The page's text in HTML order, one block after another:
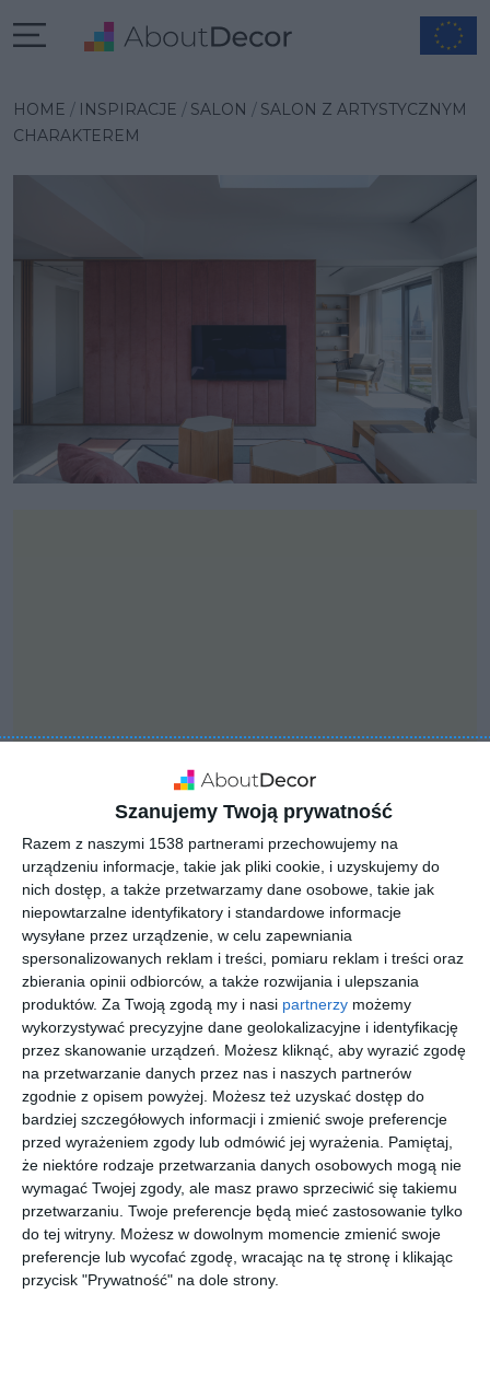
Szanujemy Twoją prywatność
Razem z naszymi 1538 partnerami przechowujemy na
urządzeniu informacje, takie jak pliki cookie, i uzyskujemy do
nich dostęp, a także przetwarzamy dane osobowe, takie jak
niepowtarzalne identyfikatory i standardowe informacje
wysyłane przez urządzenie, w celu zapewniania
spersonalizowanych reklam i treści, pomiaru reklam i treści oraz
zbierania opinii odbiorców, a także rozwijania i ulepszania
produktów. Za Twoją zgodą my i nasi partnerzy możemy
wykorzystywać precyzyjne dane geolokalizacyjne i identyfikację
przez skanowanie urządzeń. Możesz kliknąć, aby wyrazić zgodę
na przetwarzanie danych przez nas i naszych partnerów
zgodnie z opisem powyżej. Możesz też uzyskać dostęp do
bardziej szczegółowych informacji i zmienić swoje preferencje
przed wyrażeniem zgody lub odmówić jej wyrażenia. Pamiętaj,
że niektóre rodzaje przetwarzania danych osobowych mogą nie
wymagać Twojej zgody, ale masz prawo sprzeciwić się takiemu
przetwarzaniu. Twoje preferencje będą mieć zastosowanie tylko
do tej witryny. Możesz w dowolnym momencie zmienić swoje
preferencje lub wycofać zgodę, wracając na tę stronę i klikając
przycisk "Prywatność" na dole strony.
HOME INSPIRACJE SALON
SALON Z ARTYSTYCZNYM
CHARAKTEREM
INSPIRACJA
Salon z artystycznym
charakterem
Salon z różowym kolorem przewodnim. Wygodna
przestrzeń do relaksu i podziwiania widoków. Dzięki
wpadającemu z góry światłu, meble i barwy zostały jeszcze
bardziej podkreślone. Okno dachowe zapewnia odpowiedni
klimat, dzięki naturalnej wentylacji.
AUTOR:VELUX Polska
DODAJ DO ULUBIONYCH
UDOSTĘPNIJ
Pozostałe zdjęcia w projekcie:Mieszkanie z